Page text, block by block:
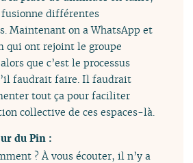
différentes
Maintenant on a WhatsApp et
qui ont rejoint le groupe
que c’est le processus
faudrait faire. Il faudrait
tout ça pour faciliter
collective de ces espaces-là.
du Pin :
? À vous écouter, il n’y a